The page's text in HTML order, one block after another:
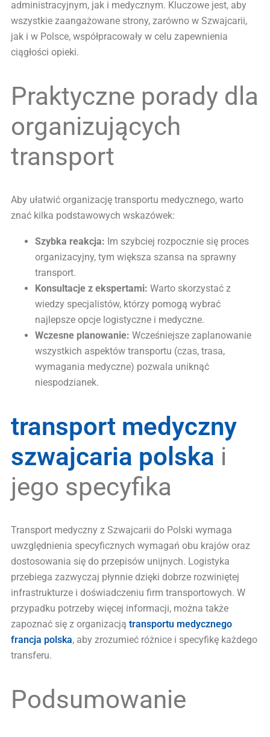
administracyjnym, jak i medycznym. Kluczowe jest, aby
wszystkie zaangażowane strony, zarówno w Szwajcarii,
jak i w Polsce, współpracowały w celu zapewnienia
ciągłości opieki.
Praktyczne porady dla
organizujących
transport
Aby ułatwić organizację transportu medycznego, warto
znać kilka podstawowych wskazówek:
Szybka reakcja: Im szybciej rozpocznie się proces
organizacyjny, tym większa szansa na sprawny
transport.
Konsultacje z ekspertami: Warto skorzystać z
wiedzy specjalistów, którzy pomogą wybrać
najlepsze opcje logistyczne i medyczne.
Wczesne planowanie: Wcześniejsze zaplanowanie
wszystkich aspektów transportu (czas, trasa,
wymagania medyczne) pozwala uniknąć
niespodzianek.
transport medyczny
szwajcaria polska i
jego specyfika
Transport medyczny z Szwajcarii do Polski wymaga
uwzględnienia specyficznych wymagań obu krajów oraz
dostosowania się do przepisów unijnych. Logistyka
przebiega zazwyczaj płynnie dzięki dobrze rozwiniętej
infrastrukturze i doświadczeniu firm transportowych. W
przypadku potrzeby więcej informacji, można także
zapoznać się z organizacją transportu medycznego
francja polska, aby zrozumieć różnice i specyfikę każdego
transferu.
Podsumowanie